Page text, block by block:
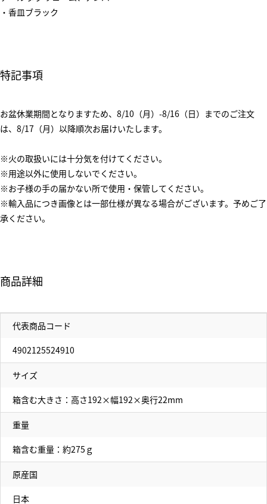
・香皿ブラック
特記事項
お盆休業期間となりますため、8/10（月）-8/16（日）までのご注文
は、8/17（月）以降順次お届けいたします。
※火の取扱いには十分気を付けてください。
※用途以外に使用しないでください。
※お子様の手の届かない所で使用・保管してください。
※輸入品につき画像とは一部仕様が異なる場合がございます。予めご了
承ください。
商品詳細
代表商品コード
4902125524910
サイズ
箱含む大きさ：高さ192×幅192×奥行22mm
重量
箱含む重量：約275ｇ
原産国
日本